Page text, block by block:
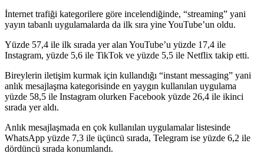
İnternet trafiği kategorilere göre incelendiğinde, “streaming” yani
yayın tabanlı uygulamalarda da ilk sıra yine YouTube’un oldu.
Yüzde 57,4 ile ilk sırada yer alan YouTube’u yüzde 17,4 ile
Instagram, yüzde 5,6 ile TikTok ve yüzde 5,5 ile Netflix takip etti.
Bireylerin iletişim kurmak için kullandığı “instant messaging” yani
anlık mesajlaşma kategorisinde en yaygın kullanılan uygulama
yüzde 58,5 ile Instagram olurken Facebook yüzde 26,4 ile ikinci
sırada yer aldı.
Anlık mesajlaşmada en çok kullanılan uygulamalar listesinde
WhatsApp yüzde 7,3 ile üçüncü sırada, Telegram ise yüzde 6,2 ile
dördüncü sırada konumlandı.